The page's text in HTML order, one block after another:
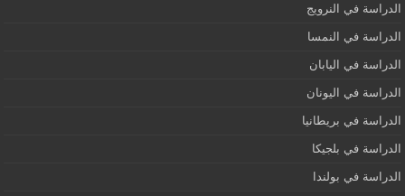
الدراسة في النرويج
الدراسة في النمسا
الدراسة في اليابان
الدراسة في اليونان
الدراسة في بريطانيا
الدراسة في بلجيكا
الدراسة في بولندا